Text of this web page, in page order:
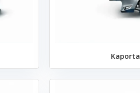
Kaporta